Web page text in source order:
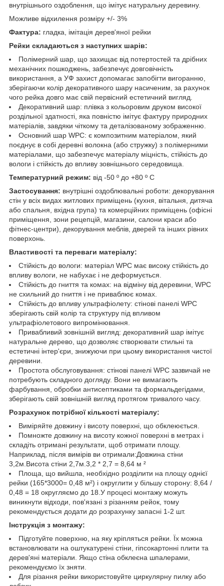
внутрішнього оздоблення, що імітує натуральну деревину.
Можливе відхилення розміру +/- 3%
Фактура: гладка, імітація дерев'яної рейки
Рейки складаються з наступних шарів:
Полімерний шар, що захищає від потертостей та дрібних
механічних пошкоджень, забезпечує довговічність
використання, а УФ захист допомагає запобігти вигоранню,
зберігаючи колір декоративного шару насиченим, за рахунок
чого рейка довго має свій первісний естетичний вигляд.
Декоративний шар: плівка з кольоровим друком високої
роздільної здатності, яка повністю імітує фактуру природних
матеріалів, завдяки чіткому та деталізованому зображенню.
Основний шар WPC: є композитним матеріалом, який
поєднує в собі деревні волокна (або стружку) з полімерними
матеріалами, що забезпечує матеріалу міцність, стійкість до
вологи і стійкість до впливу зовнішнього середовища.
Температурний режим: від -50 º до +80 º С
Застосування: внутрішні оздоблювальні роботи: декорування
стін у всіх видах житлових приміщень (кухня, вітальня, дитяча
або спальня, вхідна група) та комерційних приміщень (офісні
приміщення, зони рецепцій, магазини, салони краси або
фітнес-центри), декорування меблів, дверей та інших рівних
поверхонь.
Властивості та переваги матеріалу:
Стійкість до вологи: матеріал WPC має високу стійкість до
впливу вологи, не набухає і не деформується.
Стійкість до гниття та комах: на відміну від деревини, WPC
не схильний до гниття і не приваблює комах.
Стійкість до впливу ультрафіолету: стінові панелі WPC
зберігають свій колір та структуру під впливом
ультрафіолетового випромінювання.
Привабливий зовнішній вигляд: декоративний шар імітує
натуральне дерево, що дозволяє створювати стильні та
естетичні інтер'єри, знижуючи при цьому використання чистої
деревини.
Простота обслуговування: стінові панелі WPC зазвичай не
потребують складного догляду. Вони не вимагають
фарбування, обробки антисептиками та формальдегідами,
зберігають свій зовнішній вигляд протягом тривалого часу.
Розрахунок потрібної кількості матеріалу:
Виміряйте довжину і висоту поверхні, що обклеюється.
Помножте довжину на висоту кожної поверхні в метрах і
складіть отримані результати, щоб отримати площу.
Наприклад, після вимірів ви отримали:Довжина стіни
3,2м.Висота стіни 2,7м.3,2 * 2,7 = 8,64 м ²
Площа, що вийшла, необхідно розділити на площу однієї
рейки (165*3000= 0,48 м²) і округлити у більшу сторону: 8,64 /
0,48 = 18 округляємо до 18.У процесі монтажу можуть
виникнути відходи, пов'язані з різанням рейок, тому
рекомендується додати до розрахунку запасні 1-2 шт.
Інструкція з монтажу:
Підготуйте поверхню, на яку кріпляться рейки. Їх можна
встановлювати на оштукатурені стіни, гіпсокартонні плити та
дерев'яні матеріали. Якщо стіна обклеєна шпалерами,
рекомендуємо їх зняти.
Для різання рейки використовуйте циркулярну пилку або